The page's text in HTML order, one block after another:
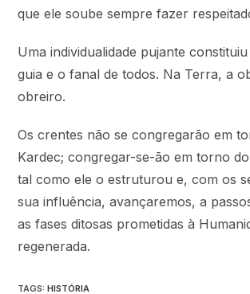
que ele soube sempre fazer
Uma individualidade pujante
guia e o fanal de todos. Na Terra, a
obreiro.
Os crentes não se congregarão em
Kardec; congregar-se-ão em torno
tal como ele o estruturou e, com os
sua influência, avançaremos, a
as fases ditosas prometidas à
regenerada.
TAGS:HISTÓRIA